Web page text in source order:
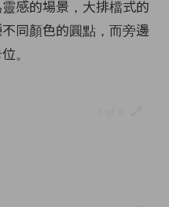
感的場景，大排檔式的
同顏色的圓點，而旁邊
。